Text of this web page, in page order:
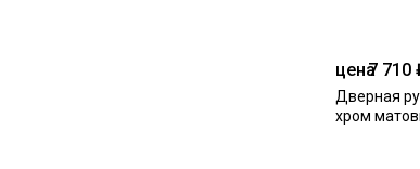
цена7 710
Дверная
хром